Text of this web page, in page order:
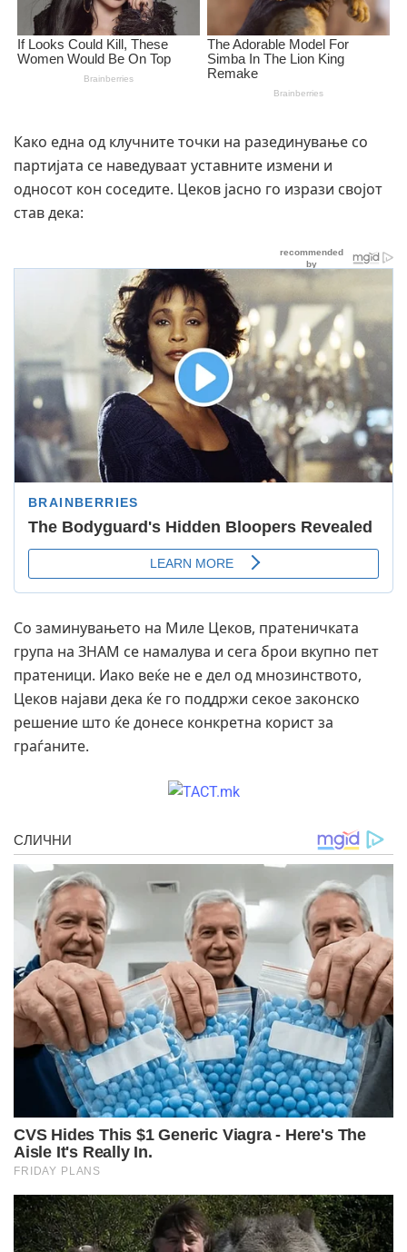
Како една од клучните точки на разединување со
партијата се наведуваат уставните измени и
односот кон соседите. Цеков јасно го изрази својот
став дека:
Со заминувањето на Миле Цеков, пратеничката
група на ЗНАМ се намалува и сега брои вкупно пет
пратеници. Иако веќе не е дел од мнозинството,
Цеков најави дека ќе го поддржи секое законско
решение што ќе донесе конкретна корист за
граѓаните.